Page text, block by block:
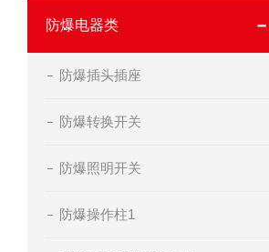
防爆电器类
防爆插头插座
防爆转换开关
防爆照明开关
防爆操作柱1